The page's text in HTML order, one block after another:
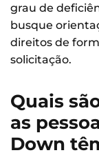
grau de
busque
direitos de
solicitação.
Quais
as
Down